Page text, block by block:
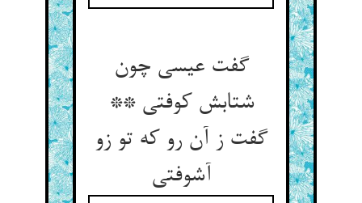
گفت عیسی چون
شتابش کوفتی **
گفت ز آن رو که تو زو
آشوفتی‏